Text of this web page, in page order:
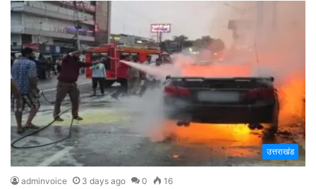
उत्तराखंड
adminvoice 3 days ago 0 16